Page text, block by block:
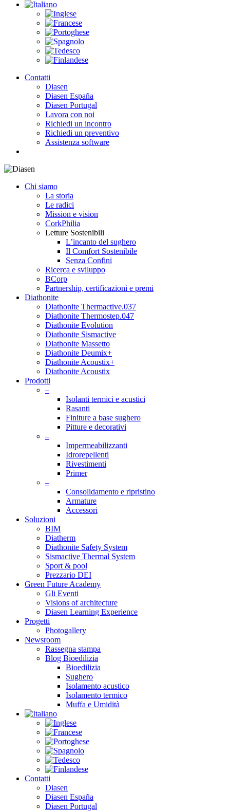
Contatti
Diasen
Diasen España
Diasen Portugal
Lavora con noi
Richiedi un incontro
Richiedi un preventivo
Assistenza software
Chi siamo
La storia
Le radici
Mission e vision
CorkPhilia
Letture Sostenibili
L’incanto del sughero
Il Comfort Sostenibile
Senza Confini
Ricerca e sviluppo
BCorp
Partnership, certificazioni e premi
Diathonite
Diathonite Thermactive.037
Diathonite Thermostep.047
Diathonite Evolution
Diathonite Sismactive
Diathonite Massetto
Diathonite Deumix+
Diathonite Acoustix+
Diathonite Acoustix
Prodotti
–
Isolanti termici e acustici
Rasanti
Finiture a base sughero
Pitture e decorativi
–
Impermeabilizzanti
Idrorepellenti
Rivestimenti
Primer
–
Consolidamento e ripristino
Armature
Accessori
Soluzioni
BIM
Diatherm
Diathonite Safety System
Sismactive Thermal System
Sport & pool
Prezzario DEI
Green Future Academy
Gli Eventi
Visions of architecture
Diasen Learning Experience
Progetti
Photogallery
Newsroom
Rassegna stampa
Blog Bioedilizia
Bioedilizia
Sughero
Isolamento acustico
Isolamento termico
Muffa e Umidità
Contatti
Diasen
Diasen España
Diasen Portugal